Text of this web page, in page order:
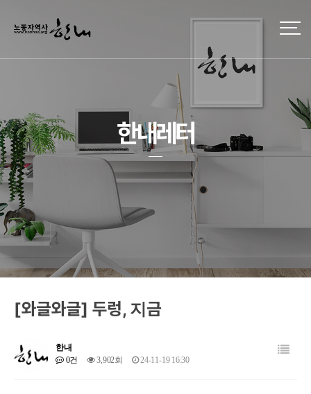
한내레터
[와글와글] 두렁, 지금
한내
0건
3,902회 24-11-19 16:30